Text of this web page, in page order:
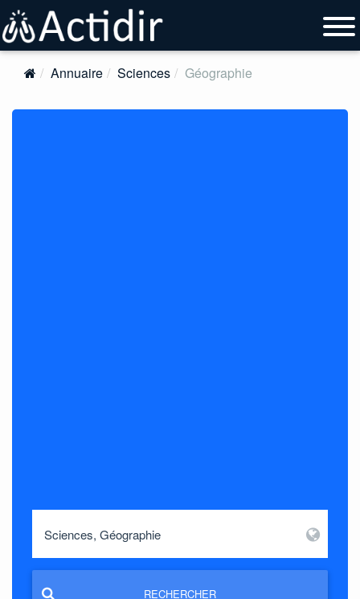
Annuaire Sciences Géographie
RECHERCHER